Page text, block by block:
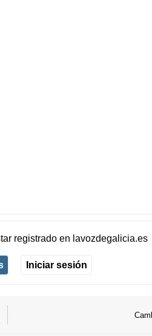
registradoen lavozdegalicia.es
Iniciar sesión